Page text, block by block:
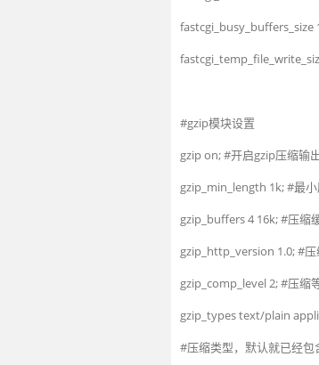
fastcgi_busy_buffers size
fastcgi_temp_file_write
#gzip模块设置
gzipon;#开启gzip压缩输
gzip_min length 1k;#最
gzip buffers4 16k;#压缩
gzip_http version 1.0;#压
gzip_comp level2;#压缩
gzip_typestext/plain
#压缩类型，默认就已经